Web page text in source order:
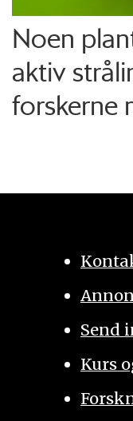
Noen
aktiv
forskerne
Send
Kurs